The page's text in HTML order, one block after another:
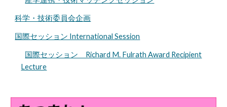
科学・技術委員会企画
国際セッション International Session
国際セッション Richard M. Fulrath Award Recipient
Lecture